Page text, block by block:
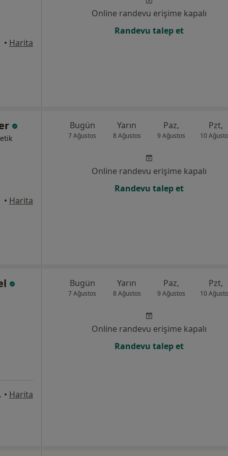
• Harita
Online randevu erişime kapalı
Randevu talep et
• Harita
Bugün
7 Ağustos
Yarın
8 Ağustos
Paz,
9 Ağustos
Pzt,
10
Online randevu erişime kapalı
Randevu talep et
Şişli • Harita
Bugün
7 Ağustos
Yarın
8 Ağustos
Paz,
9 Ağustos
Pzt,
10
Online randevu erişime kapalı
Randevu talep et